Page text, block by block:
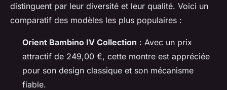
distinguent par leur diversité et leur qualité. Voici un
comparatif des modèles les plus populaires :
Orient Bambino IV Collection : Avec un prix
attractif de 249,00 €, cette montre est appréciée
pour son design classique et son mécanisme
fiable.